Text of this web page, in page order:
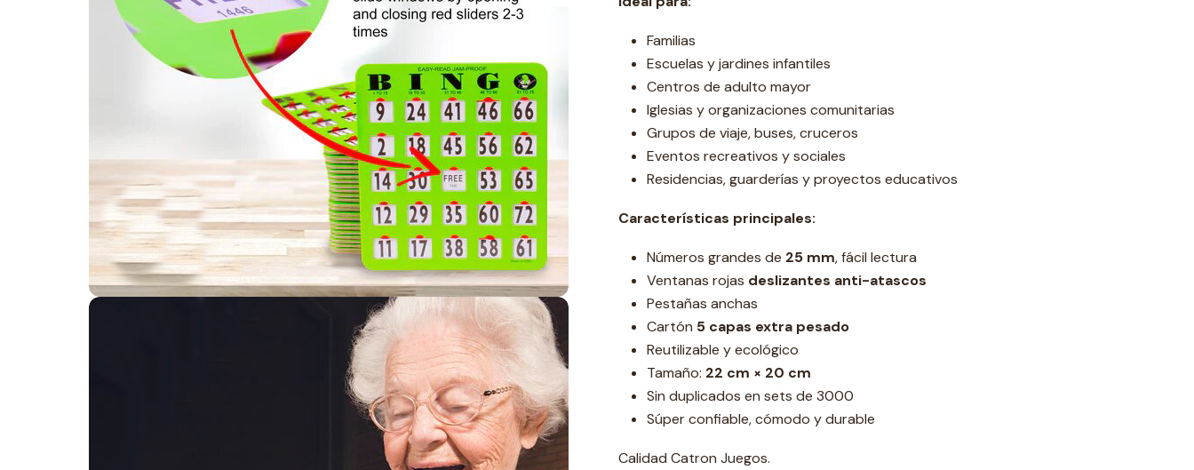
Familias
Escuelas y jardines infantiles
Centros de adulto mayor
Iglesias y organizaciones comunitarias
Grupos de viaje, buses, cruceros
Eventos recreativos y sociales
Residencias, guarderías y proyectos educativos
Características principales:
Números grandes de 25 mm, fácil lectura
Ventanas rojas deslizantes anti-atascos
Pestañas anchas
Cartón 5 capas extra pesado
Reutilizable y ecológico
Tamaño: 22 cm × 20 cm
Sin duplicados en sets de 3000
Súper confiable, cómodo y durable
Calidad Catron Juegos.